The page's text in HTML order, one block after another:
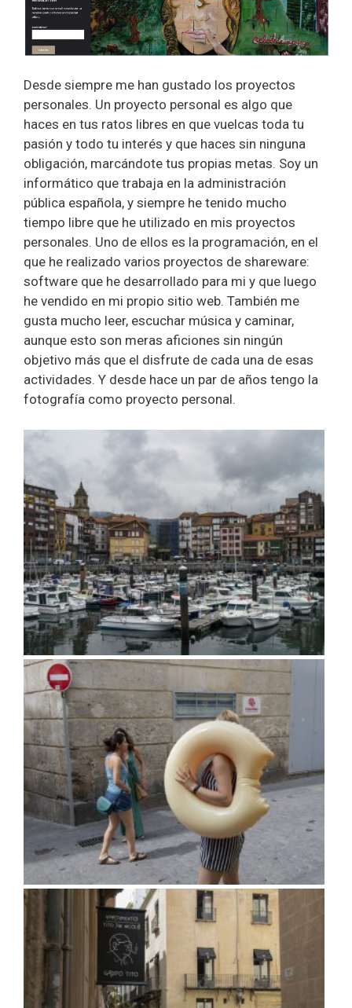
Desde siempre me han gustado los proyectos
personales. Un proyecto personal es algo que
haces en tus ratos libres en que vuelcas toda tu
pasión y todo tu interés y que haces sin ninguna
obligación, marcándote tus propias metas. Soy un
informático que trabaja en la administración
pública española, y siempre he tenido mucho
tiempo libre que he utilizado en mis proyectos
personales. Uno de ellos es la programación, en el
que he realizado varios proyectos de shareware:
software que he desarrollado para mi y que luego
he vendido en mi propio sitio web. También me
gusta mucho leer, escuchar música y caminar,
aunque esto son meras aficiones sin ningún
objetivo más que el disfrute de cada una de esas
actividades. Y desde hace un par de años tengo la
fotografía como proyecto personal.